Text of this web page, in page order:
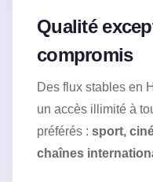
Qualité
compromis
Des flux stables en
un accès illimité à
préférés : sport,
chaînes